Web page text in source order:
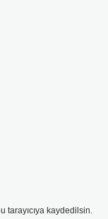
tarayıcıya kaydedilsin.